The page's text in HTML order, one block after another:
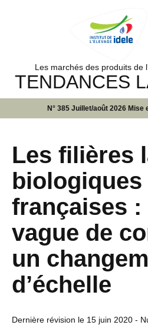
Les marchés des produits de
TENDANCES
N° 385 Juillet/août 2026 Mise
Les filières
biologiques
françaises :
vague de
un
d’échelle
Dernière révision le 15 juin 2020 -